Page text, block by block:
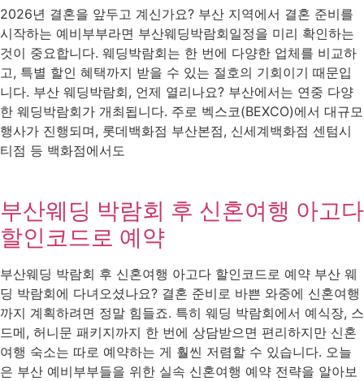
2026년 결혼을 앞두고 계신가요? 부산 지역에서 결혼 준비를
시작하는 예비부부라면 부산웨딩박람회일정을 미리 확인하는
것이 중요합니다. 웨딩박람회는 한 번에 다양한 업체를 비교하
고, 특별 할인 혜택까지 받을 수 있는 절호의 기회이기 때문입
니다. 부산 웨딩박람회, 언제 열리나요? 부산에서는 연중 다양
한 웨딩박람회가 개최됩니다. 주로 벡스코(BEXCO)에서 대규모
행사가 진행되며, 롯데백화점 부산본점, 신세계백화점 센텀시
티점 등 백화점에서도
부산웨딩 박람회 후 신혼여행 아고다
할인코드로 예약
부산웨딩 박람회 후 신혼여행 아고다 할인코드로 예약 부산 웨
딩 박람회에 다녀오셨나요? 결혼 준비로 바쁜 와중에 신혼여행
까지 계획하려면 정말 힘들죠. 특히 웨딩 박람회에서 예식장, 스
드메, 허니문 패키지까지 한 번에 상담받으면 편리하지만 신혼
여행 숙소는 따로 예약하는 게 훨씬 저렴할 수 있습니다. 오늘
은 부산 예비부부들을 위한 실속 신혼여행 예약 전략을 알아보